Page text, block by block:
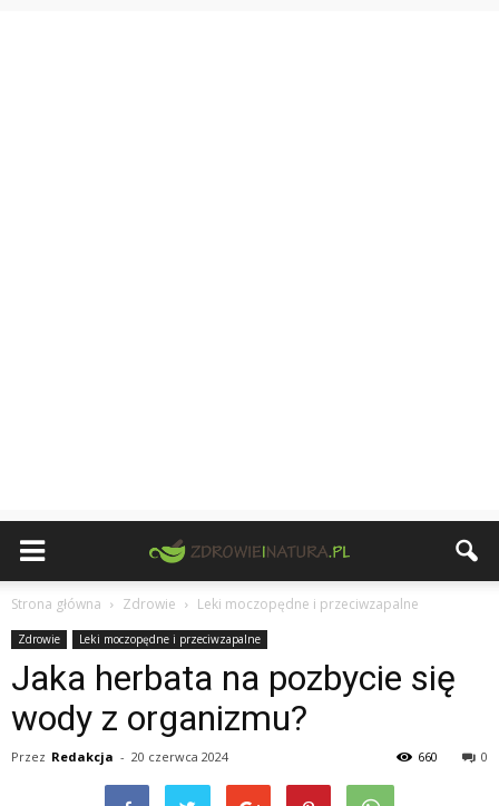
Strona główna Zdrowie Leki moczopędne i przeciwzapalne
Zdrowie Leki moczopędne i przeciwzapalne
Jaka herbata na pozbycie się
wody z organizmu?
Przez Redakcja - 20 czerwca 2024 0
660